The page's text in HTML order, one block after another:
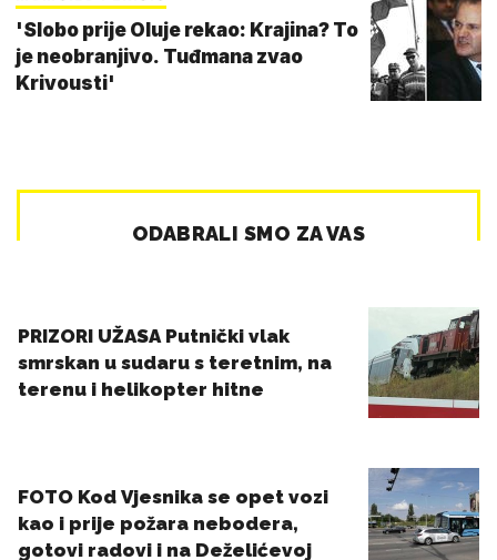
'Slobo prije Oluje rekao: Krajina? To
je neobranjivo. Tuđmana zvao
Krivousti'